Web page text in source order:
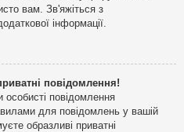
вам. Зв'яжіться з
інформації.
повідомлення!
повідомлення
для повідомлень у вашій
образливі приватні